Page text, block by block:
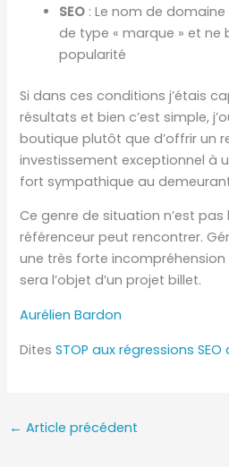
SEO : Le nom de
de type « marque » et ne
popularité
Si dans ces conditions j’étais
résultats et bien c’est simple,
boutique plutôt que d’offrir un
investissement exceptionnel à
fort sympathique au
Ce genre de situation n’est pas
référenceur peut rencontrer.
une très forte incompréhension
sera l’objet d’un projet billet.
Aurélien Bardon
DitesSTOP aux régressions
← Article précédent